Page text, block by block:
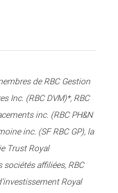
de RBC Gestion
Inc. (RBC DVM)*, RBC
inc. (RBC PH&N
inc. (SF RBC GP), la
Trust Royal
affiliées, RBC
Royal